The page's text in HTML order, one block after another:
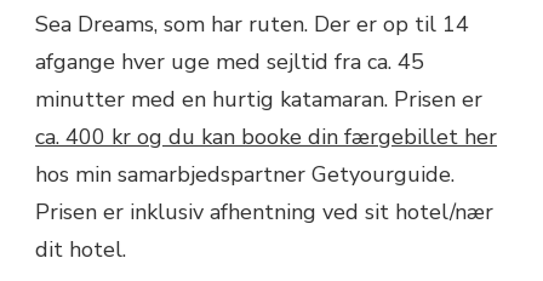
Sea Dreams, som har ruten. Der er op til 14
afgange hver uge med sejltid fra ca. 45
minutter med en hurtig katamaran. Prisen er
ca. 400 kr og du kan booke din færgebillet her
hos min samarbjedspartner Getyourguide.
Prisen er inklusiv afhentning ved sit hotel/nær
dit hotel.